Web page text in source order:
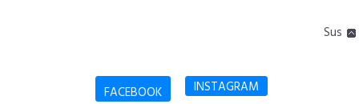
Sus
FACEBOOK INSTAGRAM